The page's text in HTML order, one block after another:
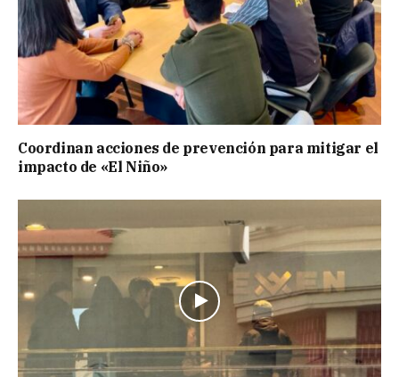
Coordinan acciones de prevención para mitigar el
impacto de «El Niño»